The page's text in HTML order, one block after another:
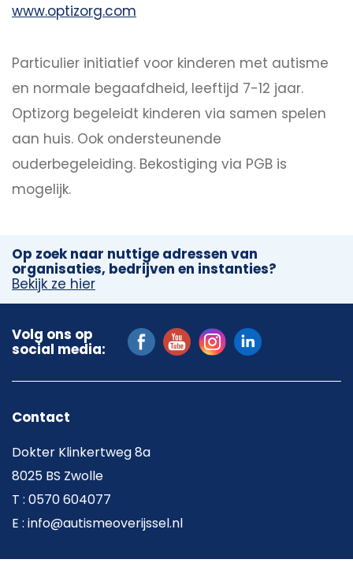
www.optizorg.com
Particulier initiatief voor kinderen met autisme
en normale begaafdheid, leeftijd 7-12 jaar.
Optizorg begeleidt kinderen via samen spelen
aan huis. Ook ondersteunende
ouderbegeleiding. Bekostiging via PGB is
mogelijk.
Op zoek naar nuttige adressen van
organisaties, bedrijven en instanties?
Bekijk ze hier
Volg ons op
social media:
Contact
Dokter Klinkertweg 8a
8025 BS Zwolle
T : 0570 604077
E : info@autismeoverijssel.nl